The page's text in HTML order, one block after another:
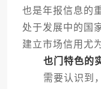
也是年报信息的
处于发展中的国
建立市场信用尤
也门特色的
需要认识到，